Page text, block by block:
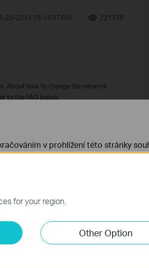
25-2014 15:14:57 PM 221738
About how to change the network
to the FAQ below.
be informed of this.
for your region.
Other Option
v prohlížení této stránky
Zjistit více.
stránek a nelze je ve vašich
vaše aktivity na našich webových
našich webových stránek